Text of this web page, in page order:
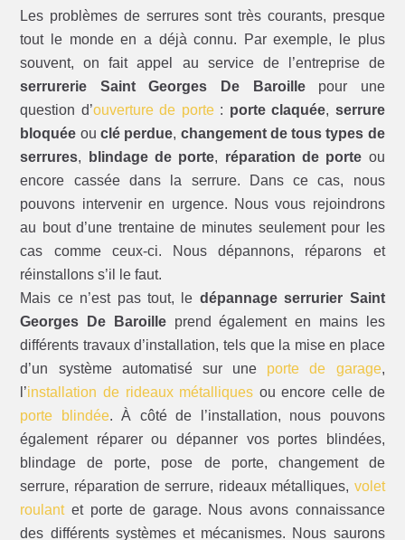
Les problèmes de serrures sont très courants, presque
tout le monde en a déjà connu. Par exemple, le plus
souvent, on fait appel au service de l’entreprise de
serrurerie Saint Georges De Baroillepour une
question d’ouverture de porte: porte claquée, serrure
bloquée ou clé perdue, changement de tous types de
serrures, blindage de porte, réparation de porte ou
encore cassée dans la serrure. Dans ce cas, nous
pouvons intervenir en urgence. Nous vous rejoindrons
au bout d’une trentaine de minutes seulement pour les
cas comme ceux-ci. Nous dépannons, réparons et
réinstallons s’il le faut.
Mais ce n’est pas tout, le dépannage serrurier Saint
Georges De Baroilleprend également en mains les
différents travaux d’installation, tels que la mise en place
d’un système automatisé sur une porte de garage,
l’installation de rideaux métalliques ou encore celle de
porte blindée. À côté de l’installation, nous pouvons
également réparer ou dépanner vos portes blindées,
blindage de porte, pose de porte, changement de
serrure, réparation de serrure, rideaux métalliques, volet
roulantet porte de garage. Nous avons connaissance
des différents systèmes et mécanismes. Nous saurons